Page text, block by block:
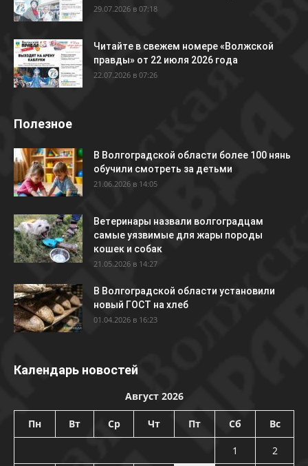
29.07.2026 в 07:18
Читайте в свежем номере «Волжской
правды» от 22 июля 2026 года
22.07.2026 в 07:26
Полезное
В Волгоградской области более 100 нянь
обучили смотреть за детьми
21.06.2026 в 14:05
Ветеринары назвали волгоградцам
самые уязвимые для жары породы
кошек и собак
21.05.2026 в 14:27
В Волгоградской области установили
новый ГОСТ на хлеб
01.04.2026 в 16:23
Календарь новостей
Август 2026
Пн Вт Ср Чт Пт Сб Вс
1
2